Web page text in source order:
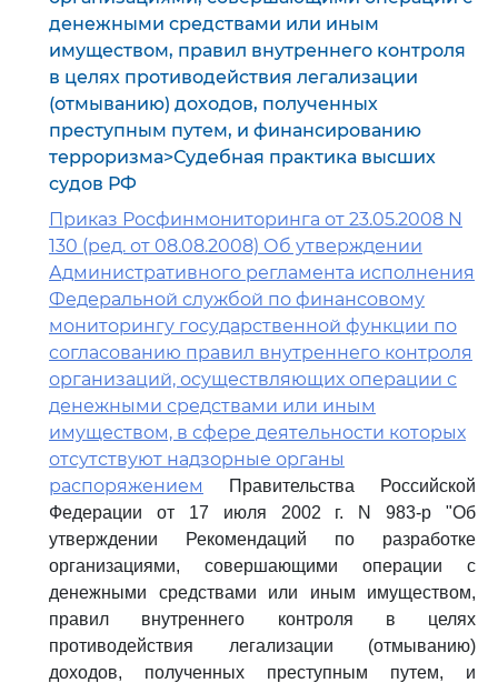
денежными средствами или иным
имуществом, правил внутреннего контроля
в целях противодействия легализации
(отмыванию) доходов, полученных
преступным путем, и финансированию
терроризма>Судебная практика высших
судов РФ
Приказ Росфинмониторинга от 23.05.2008 N
130 (ред. от 08.08.2008) Об утверждении
Административного регламента исполнения
Федеральной службой по финансовому
мониторингу государственной функции по
согласованию правил внутреннего контроля
организаций, осуществляющих операции с
денежными средствами или иным
имуществом, в сфере деятельности которых
отсутствуют надзорные органы
распоряжением
Правительства Российской
Федерации от 17 июля 2002 г. N 983-р "Об
утверждении Рекомендаций по разработке
организациями, совершающими операции с
денежными средствами или иным имуществом,
правил внутреннего контроля в целях
противодействия легализации (отмыванию)
доходов, полученных преступным путем, и